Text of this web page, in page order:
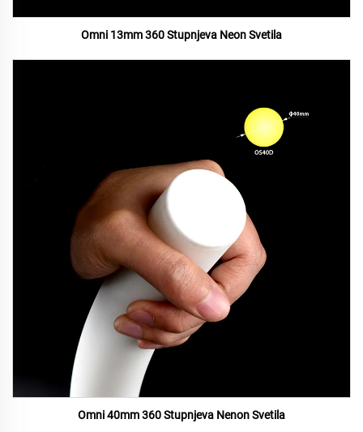
Omni 13mm 360 Stupnjeva Neon Svetila
Omni 40mm 360 Stupnjeva Nenon Svetila